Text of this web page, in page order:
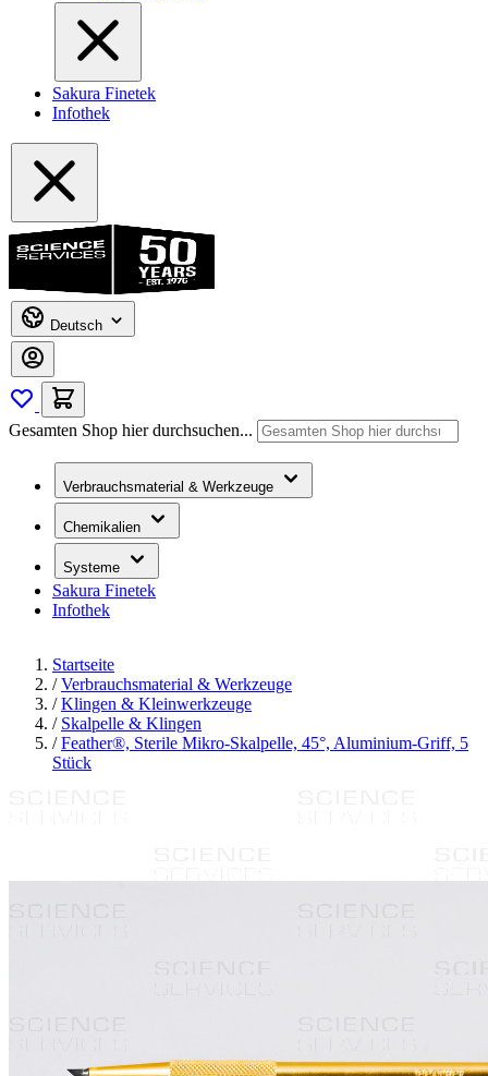
Sakura Finetek
Infothek
Deutsch
Gesamten Shop hier durchsuchen...
Verbrauchsmaterial & Werkzeuge
Chemikalien
Systeme
Sakura Finetek
Infothek
Startseite
/ Verbrauchsmaterial & Werkzeuge
/ Klingen & Kleinwerkzeuge
/ Skalpelle & Klingen
/ Feather®, Sterile Mikro-Skalpelle, 45°, Aluminium-Griff, 5
Stück